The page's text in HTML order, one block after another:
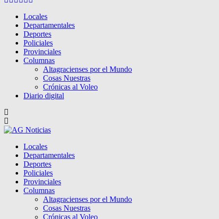
Locales
Departamentales
Deportes
Policiales
Provinciales
Columnas
Altagracienses por el Mundo
Cosas Nuestras
Crónicas al Voleo
Diario digital
Locales
Departamentales
Deportes
Policiales
Provinciales
Columnas
Altagracienses por el Mundo
Cosas Nuestras
Crónicas al Voleo